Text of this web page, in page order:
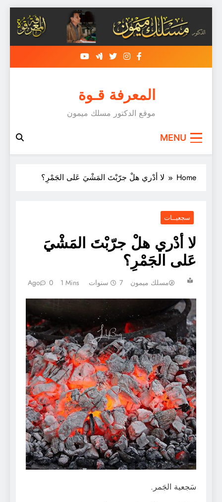
content
المعرفة قـوة
موقع الدكتور مسلك ميمون
MENU
Home لا أدْري هلْ جرّبْتَ المَشْيَ عَلى الجَمْرِ؟
سجعيــات
لا أدْري هلْ جرّبْتَ المَشْيَ
عَلى الجَمْرِ؟
مسلك ميمون 7 سنوات Ago 0 1 Mins
سَجعية الجَمر.